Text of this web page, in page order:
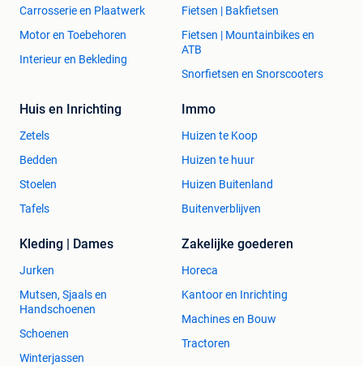
Carrosserie en Plaatwerk
Motor en Toebehoren
Interieur en Bekleding
Fietsen | Bakfietsen
Fietsen | Mountainbikes en
ATB
Snorfietsen en Snorscooters
Huis en Inrichting
Zetels
Bedden
Stoelen
Tafels
Immo
Huizen te Koop
Huizen te huur
Huizen Buitenland
Buitenverblijven
Kleding | Dames
Jurken
Mutsen, Sjaals en
Handschoenen
Schoenen
Winterjassen
Zakelijke goederen
Horeca
Kantoor en Inrichting
Machines en Bouw
Tractoren